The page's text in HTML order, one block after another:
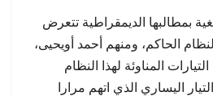
بمطالبها الديمقراطية تتعرض
الحاكم، ومنهم أحمد أويحيى،
المناوئة لهذا النظام
اليساري الذي اتهم مرارا